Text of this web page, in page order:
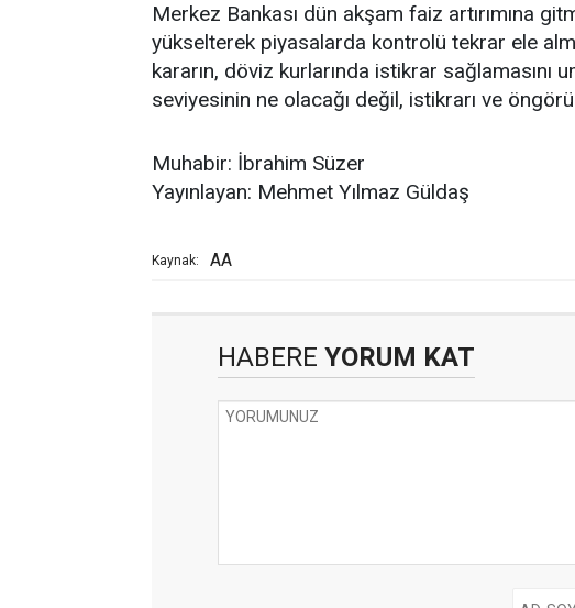
Merkez Bankası dün akşam faiz artırımına
yükselterek piyasalarda kontrolü tekrar ele
kararın, döviz kurlarında istikrar sağlamasını
seviyesinin ne olacağı değil, istikrarı ve
Muhabir: İbrahim Süzer
Yayınlayan: Mehmet Yılmaz Güldaş
Kaynak: AA
HABERE YORUM KAT